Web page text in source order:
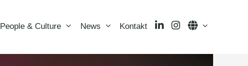
People & Culture News Kontakt LinkedInInstagramLanguage